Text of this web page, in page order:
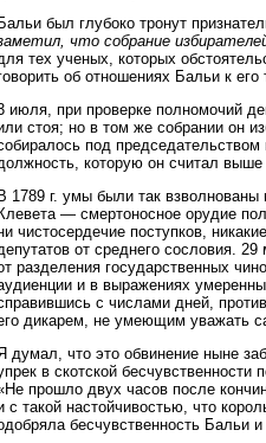
был глубоко тронут
что собрание
тех ученых, которых
об отношениях Бальи к
июля, при проверке полномочий
стоя; но в том же собрании он
под председательством
которую он считал выше
1789 г. умы были так
— смертоносное орудие
чистосердечие поступков,
от среднего сословия.
разделения государственных
и в выражениях
с числами дней,
дикарем, не умеющим уважать
думал, что это обвинение ныне
в скотской
прошло двух часов после
с такой настойчивостью, что
бесчувственность Бальи